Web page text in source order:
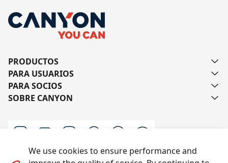
PRODUCTOS
PARA USUARIOS
PARA SOCIOS
SOBRE CANYON
We use cookies to ensure performance and